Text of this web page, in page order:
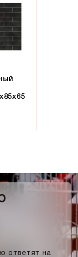
ответят на